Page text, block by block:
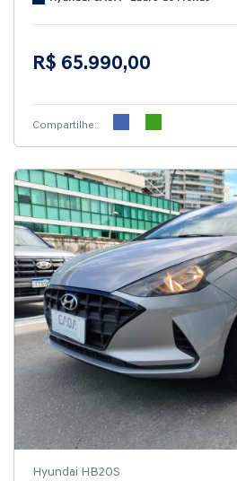
R$ 65.990,00
Compartilhe:
Hyundai HB20S